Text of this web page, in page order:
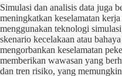
Simulasi dan analisis data juga
meningkatkan keselamatan
menggunakan teknologi
skenario kecelakaan atau
mengorbankan keselamatan
memberikan wawasan yang
dan tren risiko, yang